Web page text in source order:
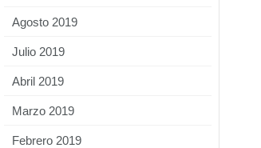
Agosto 2019
Julio 2019
Abril 2019
Marzo 2019
Febrero 2019